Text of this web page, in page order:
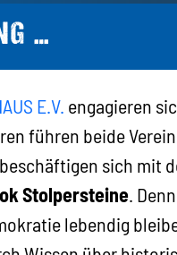
…
E.V. engagieren
führen beide
sich mit
Stolpersteine.
lebendig